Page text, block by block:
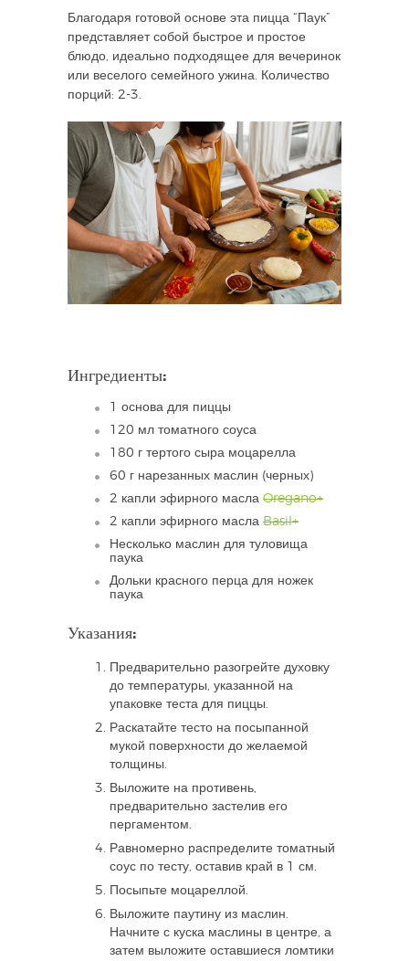
Благодаря готовой основе эта пицца “Паук”
представляет собой быстрое и простое
блюдо, идеально подходящее для вечеринок
или веселого семейного ужина. Количество
порций: 2-3.
Ингредиенты:
1 основа для пиццы
120 мл томатного соуса
180 г тертого сыра моцарелла
60 г нарезанных маслин (черных)
2 капли эфирного масла Oregano+
2 капли эфирного масла Basil+
Несколько маслин для туловища
паука
Дольки красного перца для ножек
паука
Указания:
Предварительно разогрейте духовку
до температуры, указанной на
упаковке теста для пиццы.
Раскатайте тесто на посыпанной
мукой поверхности до желаемой
толщины.
Выложите на противень,
предварительно застелив его
пергаментом.
Равномерно распределите томатный
соус по тесту, оставив край в 1 см.
Посыпьте моцареллой.
Выложите паутину из маслин.
Начните с куска маслины в центре, а
затем выложите оставшиеся ломтики